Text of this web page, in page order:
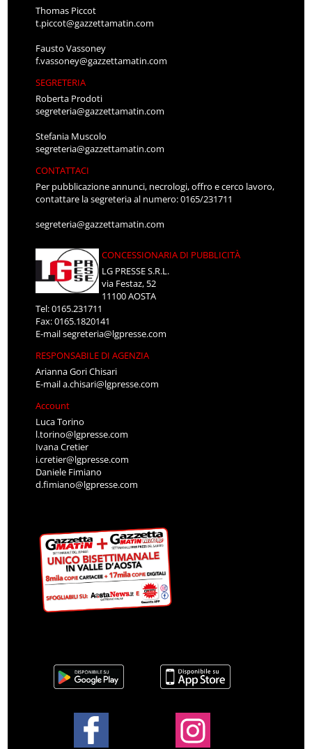
Thomas Piccot
t.piccot@gazzettamatin.com
Fausto Vassoney
f.vassoney@gazzettamatin.com
SEGRETERIA
Roberta Prodoti
segreteria@gazzettamatin.com
Stefania Muscolo
segreteria@gazzettamatin.com
CONTATTACI
Per pubblicazione annunci, necrologi, offro e cerco lavoro,
contattare la segreteria al numero: 0165/231711
segreteria@gazzettamatin.com
CONCESSIONARIA DI PUBBLICITÀ
LG PRESSE S.R.L.
via Festaz, 52
11100 AOSTA
Tel: 0165.231711
Fax: 0165.1820141
E-mailsegreteria@lgpresse.com
RESPONSABILE DI AGENZIA
Arianna Gori Chisari
E-maila.chisari@lgpresse.com
Account
Luca Torino
l.torino@lgpresse.com
Ivana Cretier
i.cretier@lgpresse.com
Daniele Fimiano
d.fimiano@lgpresse.com